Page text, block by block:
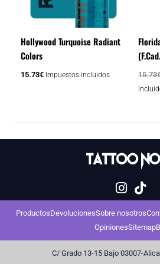
Hollywood Turquoise Radiant
Colors
15.73€ Impuestos incluidos 15.73
ProductosDevolucionesSobre nosotros
OpinionesSitemap
C/ Grado 13-15 Bajo 03007-